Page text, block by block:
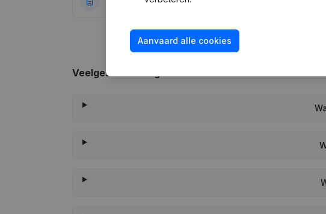
Veelgestelde vragen
Aanvaard alle cookies